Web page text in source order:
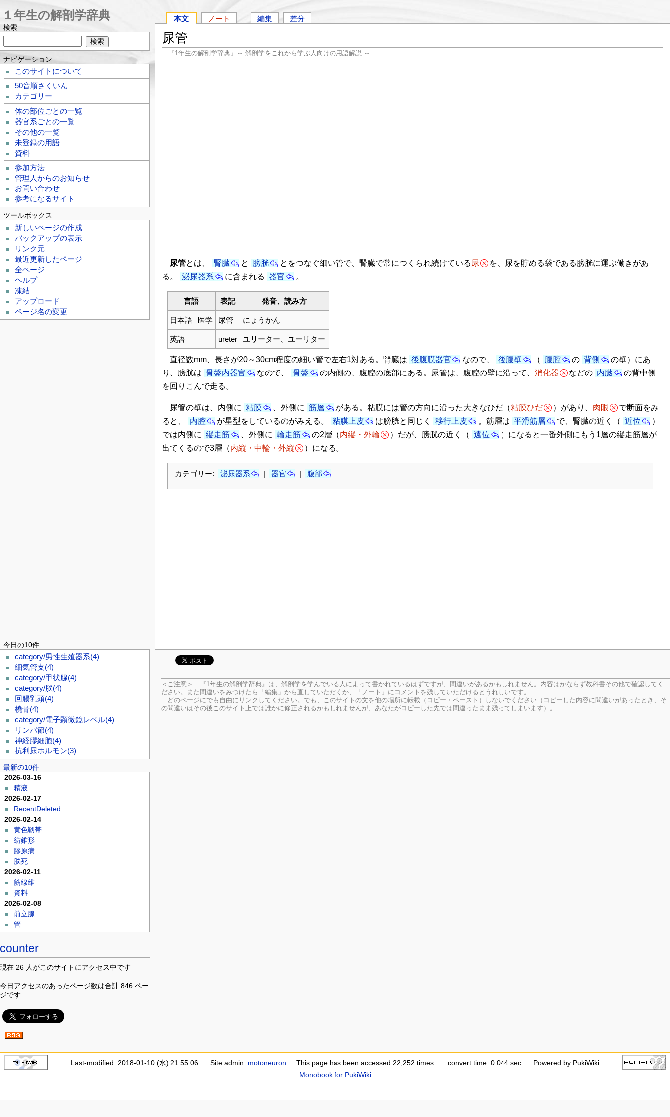
本文 ノート 編集 差分
尿管
『1年生の解剖学辞典』～ 解剖学をこれから学ぶ人向けの用語解説 ～
尿管とは、 腎臓 と 膀胱 とをつなぐ細い管で、腎臓で常につくられ続けている 尿
を、尿を貯める袋である膀胱に運ぶ働きがあ
る。
泌尿器系 に含まれる 器官 。
言語 表記 発音、読み方
日本語 医学 尿管 にょうかん
英語 ureter ユ リ ーター、 ユーリター
直径数mm、長さが20～30cm程度の細い管で左右1対ある。腎臓は 後腹膜器官 なので、 後腹壁 （ 腹腔 の 背側
の壁）にあ
り、膀胱は 骨盤内器官 なので、 骨盤 の内側の、腹腔の底部にある。尿管は、腹腔の壁に沿って、 消化器 などの 内臓
の背中側
を回りこんで走る。
尿管の壁は、内側に 粘膜 、外側に 筋層 がある。粘膜には管の方向に沿った大きなひだ（粘膜ひだ ）があり、 肉眼
で断面をみ
ると、
内腔 が星型をしているのがみえる。 粘膜上皮 は膀胱と同じく 移行上皮 。筋層は 平滑筋層 で、腎臓の近く（ 近位
）
では内側に 縦走筋 、外側に 輪走筋 の2層（内縦・外輪 ）だが、膀胱の近く（ 遠位
）になると一番外側にもう1層の縦走筋層が
出てくるので3層（内縦・中輪・外縦 ）になる。
カテゴリー: 泌尿器系 | 器官 | 腹部
＜ご注意＞ 『1年生の解剖学辞典』は、解剖学を学んでいる人によって書かれているはずですが、間違いがあるかもしれません。内容はかならず教科書その他で確認してく
ださい。
また間違いをみつけたら「編集」から直していただくか、「ノート」にコメントを残していただけるとうれしいです。
どのページにでも自由にリンクしてください。でも、このサイトの文を他の場所に転載（コピー・ペースト）しないでください（コピーした内容に間違いがあったとき、そ
の間違いはその後このサイト上では誰かに修正されるかもしれませんが、あなたがコピーした先では間違ったまま残ってしまいます）。
１年生の解剖学辞典
検索
ナビゲーション
このサイトについて
50音順さくいん
カテゴリー
体の部位ごとの一覧
器官系ごとの一覧
その他の一覧
未登録の用語
資料
参加方法
管理人からのお知らせ
お問い合わせ
参考になるサイト
ツールボックス
新しいページの作成
バックアップの表示
リンク元
最近更新したページ
全ページ
ヘルプ
凍結
アップロード
ページ名の変更
今日の10件
category/男性生殖器系(4)
細気管支(4)
category/甲状腺(4)
category/脳(4)
回腸乳頭(4)
橈骨(4)
category/電子顕微鏡レベル(4)
リンパ節(4)
神経膠細胞(4)
抗利尿ホルモン(3)
最新の10件
2026-03-16
精液
2026-02-17
RecentDeleted
2026-02-14
黄色靱帯
紡錐形
膠原病
脳死
2026-02-11
筋線維
資料
2026-02-08
前立腺
管
counter
現在 26 人がこのサイトにアクセス中です
今日アクセスのあったページ数は合計 846 ペー
ジです
Last-modified: 2018-01-10 (水) 21:55:06 Site admin: motoneuron This page has been accessed 22,252 times. convert time: 0.044 sec
Powered by PukiWiki
Monobook for PukiWiki